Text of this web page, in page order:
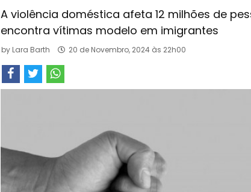
A violência doméstica afeta 12 milhões de
encontra vítimas modelo em imigrantes
by Lara Barth 20 de Novembro, 2024 às 22h00